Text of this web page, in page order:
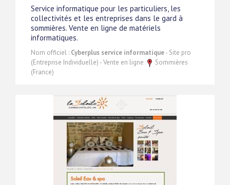
Service informatique pour les particuliers, les
collectivités et les entreprises dans le gard à
sommières. Vente en ligne de matériels
informatiques.
Nom officiel : Cyberplus service informatique- Site pro
(Entreprise Individuelle) - Vente en ligne
Sommières
(France)